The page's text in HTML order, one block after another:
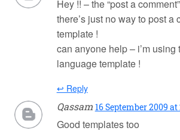
Hey !! – the “post a
there’s just no way to post a
template !
can anyone help – i’m using
language template !
↩ Reply
Qassam 16 September 2009 at
Good templates too